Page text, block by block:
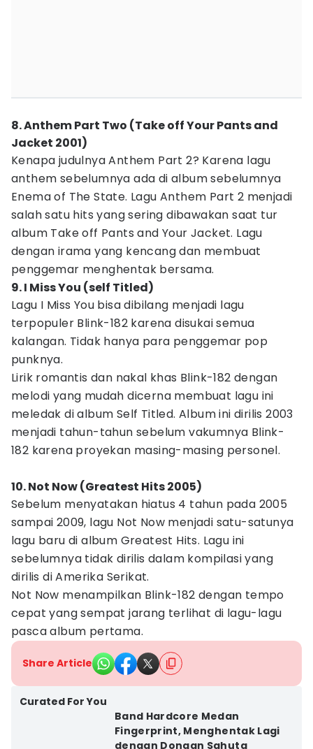
8. Anthem Part Two (Take off Your Pants and
Jacket 2001)
Kenapa judulnya Anthem Part 2? Karena lagu
anthem sebelumnya ada di album sebelumnya
Enema of The State. Lagu Anthem Part 2 menjadi
salah satu hits yang sering dibawakan saat tur
album Take off Pants and Your Jacket. Lagu
dengan irama yang kencang dan membuat
penggemar menghentak bersama.
9. I Miss You (self Titled)
Lagu I Miss You bisa dibilang menjadi lagu
terpopuler Blink-182 karena disukai semua
kalangan. Tidak hanya para penggemar pop
punknya.
Lirik romantis dan nakal khas Blink-182 dengan
melodi yang mudah dicerna membuat lagu ini
meledak di album Self Titled. Album ini dirilis 2003
menjadi tahun-tahun sebelum vakumnya Blink-
182 karena proyekan masing-masing personel.
10. Not Now (Greatest Hits 2005)
Sebelum menyatakan hiatus 4 tahun pada 2005
sampai 2009, lagu Not Now menjadi satu-satunya
lagu baru di album Greatest Hits. Lagu ini
sebelumnya tidak dirilis dalam kompilasi yang
dirilis di Amerika Serikat.
Not Now menampilkan Blink-182 dengan tempo
cepat yang sempat jarang terlihat di lagu-lagu
pasca album pertama.
Share Article
Curated For You
Band Hardcore Medan
Fingerprint, Menghentak Lagi
dengan Dongan Sahuta